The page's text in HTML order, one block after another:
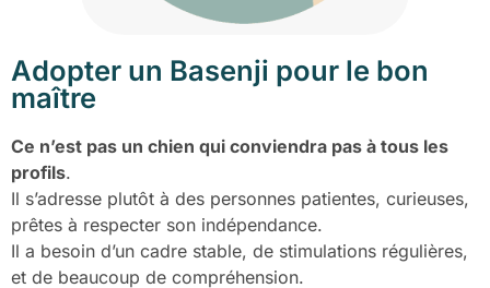
Adopter un Basenji pour le bon
maître
Ce n’est pas un chien qui conviendra pas à tous les
profils.
Il s’adresse plutôt à des personnes patientes, curieuses,
prêtes à respecter son indépendance.
Il a besoin d’un cadre stable, de stimulations régulières,
et de beaucoup de compréhension.